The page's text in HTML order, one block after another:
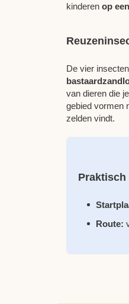
kinderen op
De vier
van dieren die
gebied vormen
zelden vindt.
Praktisch
Route: